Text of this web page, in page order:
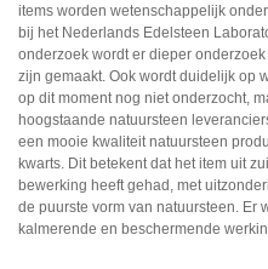
items worden wetenschappelijk
bij het Nederlands Edelsteen
onderzoek wordt er dieper
zijn gemaakt. Ook wordt duidelijk op
op dit moment nog niet onderzocht,
hoogstaande natuursteen
een mooie kwaliteit natuursteen
kwarts. Dit betekent dat het item uit
bewerking heeft gehad, met
de puurste vorm van natuursteen. Er
kalmerende en beschermende